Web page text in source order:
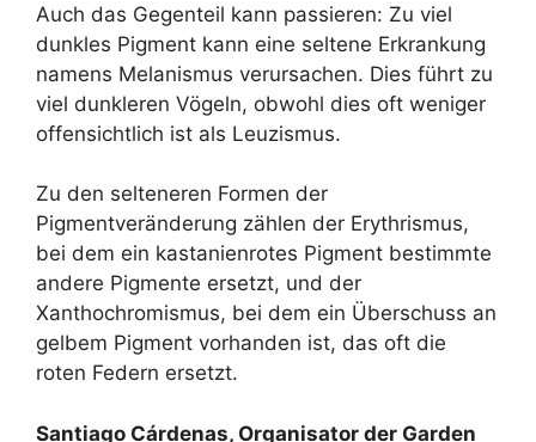
Auch das Gegenteil kann passieren: Zu viel
dunkles Pigment kann eine seltene Erkrankung
namens Melanismus verursachen. Dies führt zu
viel dunkleren Vögeln, obwohl dies oft weniger
offensichtlich ist als Leuzismus.
Zu den selteneren Formen der
Pigmentveränderung zählen der Erythrismus,
bei dem ein kastanienrotes Pigment bestimmte
andere Pigmente ersetzt, und der
Xanthochromismus, bei dem ein Überschuss an
gelbem Pigment vorhanden ist, das oft die
roten Federn ersetzt.
Santiago Cárdenas, Organisator der Garden